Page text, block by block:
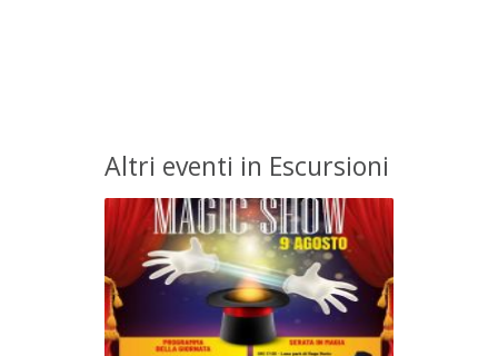
Altri eventi in Escursioni